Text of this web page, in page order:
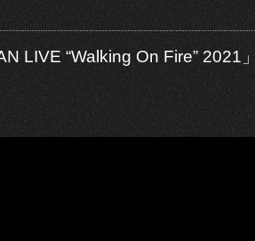
LIVE “Walking On Fire” 2021